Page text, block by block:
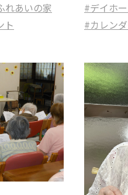
れあいの家
ト
#デイホ
#カレン